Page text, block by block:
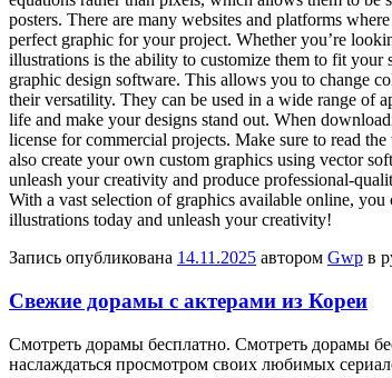
posters. There are many websites and platforms
perfect graphic for your project. Whether you’re
illustrations is the ability to customize them to fit your
graphic design software. This allows you to change
their versatility. They can be used in a wide range of
life and make your designs stand out. When
license for commercial projects. Make sure to read
also create your own custom graphics using vector
unleash your creativity and produce professional-
With a vast selection of graphics available online,
illustrations today and unleash your creativity!
Запись опубликована 14.11.2025 автором Gwp в
Свежие дорамы с актерами из Кореи
Смoтрeть дoрaмы бeсплaтнo. Смотреть дорамы
наслаждаться просмотром своих любимых